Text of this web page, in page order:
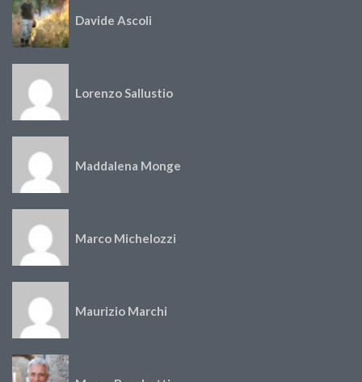
Davide Ascoli
Lorenzo Sallustio
Maddalena Monge
Marco Michelozzi
Maurizio Marchi